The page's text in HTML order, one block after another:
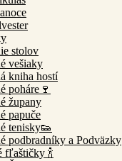
stolov
vešiaky
kniha hostí
poháre🍷
župany
papuče
tenisky👟
podbradníky a Podväzky
fľaštičky 🍾